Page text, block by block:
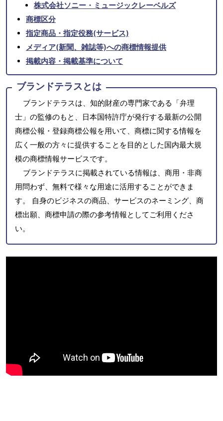
株式会社ソニー・ミュージックレーベルズ
商標区分
指定商品・指定役務(サービス)
メディア(新聞、雑誌等)への商標情報提供
掲載内容・掲載基準について
ブランドテラスとは
ブランドテラスは、知的財産の専門家である「弁理
士」の監修のもと、日本国特許庁が発行する最新の公開
商標公報・登録商標公報を用いて、商標に関する情報を
広く一般の方々に提供することを目的とした国内最大規
模の商標情報サービスです。
ブランドテラスに掲載されている情報は、商用・非商
用問わず、無料で様々な用途に活用することができま
す。 自身のビジネスの商品、サービスのネーミング、商
標出願、商標申請の際の参考情報としてご利用くださ
い。